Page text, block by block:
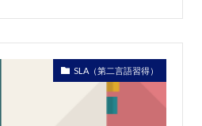
SLA（第二言語習得）